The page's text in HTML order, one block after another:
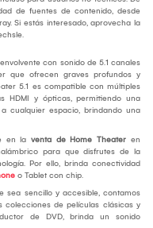
de fuentes de contenido, desde
Si estás interesado, aprovecha la
con sonido de 5.1 canales
que ofrecen graves profundos y
5.1 es compatible con múltiples
HDMI y ópticas, permitiendo una
cualquier espacio, brindando una
en la venta de Home Theater en
para que disfrutes de la
Por ello, brinda conectividad
o Tablet con chip.
sea sencillo y accesible, contamos
colecciones de películas clásicas y
de DVD, brinda un sonido